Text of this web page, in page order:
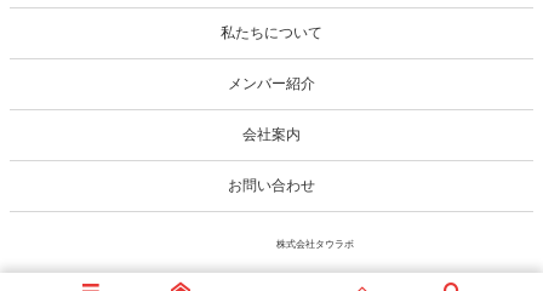
私たちについて
メンバー紹介
会社案内
お問い合わせ
株式会社タウラボ